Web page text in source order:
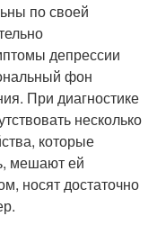
по своей
депрессии
фон
При диагностике
несколько
которые
мешают ей
носят достаточно